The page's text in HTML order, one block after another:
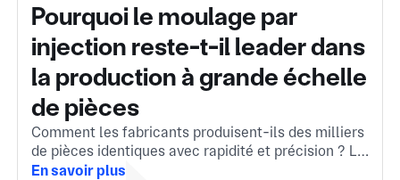
Pourquoi le moulage par
injection reste-t-il leader dans
la production à grande échelle
de pièces
Comment les fabricants produisent-ils des milliers
de pièces identiques avec rapidité et précision ? Le
moulage par injection est la réponse, une méthode
En savoir plus